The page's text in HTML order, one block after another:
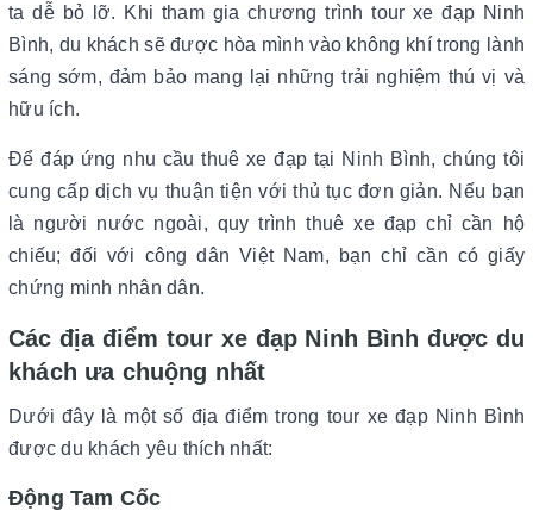
ta dễ bỏ lỡ. Khi tham gia chương trình tour xe đạp Ninh
Bình, du khách sẽ được hòa mình vào không khí trong lành
sáng sớm, đảm bảo mang lại những trải nghiệm thú vị và
hữu ích.
Để đáp ứng nhu cầu thuê xe đạp tại Ninh Bình, chúng tôi
cung cấp dịch vụ thuận tiện với thủ tục đơn giản. Nếu bạn
là người nước ngoài, quy trình thuê xe đạp chỉ cần hộ
chiếu; đối với công dân Việt Nam, bạn chỉ cần có giấy
chứng minh nhân dân.
Các địa điểm tour xe đạp Ninh Bình được du
khách ưa chuộng nhất
Dưới đây là một số địa điểm trong tour xe đạp Ninh Bình
được du khách yêu thích nhất:
Động Tam Cốc